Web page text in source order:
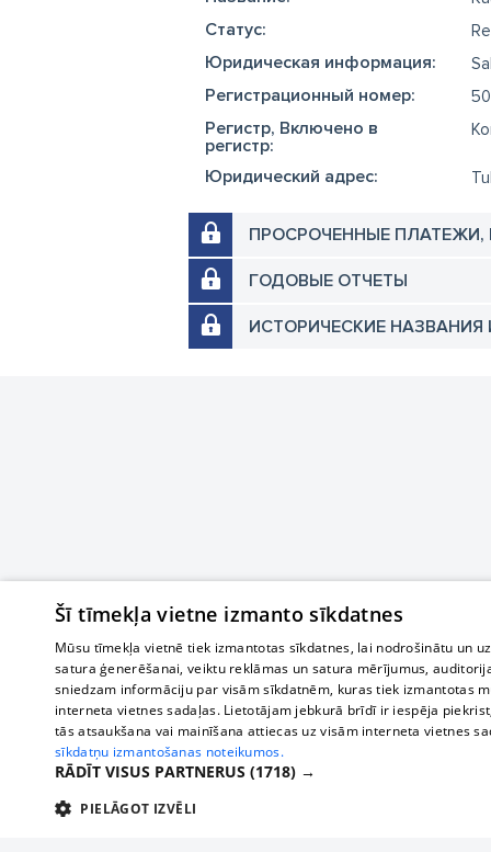
Cтатус:
Юридическая информация:
Регистрационный номер:
Регистр, Включено в
регистр:
Юридический адрес:
ПРОСРОЧЕННЫЕ
ГОДОВЫЕ ОТЧЕТЫ
ИСТОРИЧЕСКИЕ НАЗВАНИЯ
Šī tīmekļa vietne izmanto sīkdatnes
Mūsu tīmekļa vietnē tiek izmantotas sīkdatnes, lai nodrošinātu un
satura ģenerēšanai, veiktu reklāmas un satura mērījumus,
sniedzam informāciju par visām sīkdatnēm, kuras tiek izmantotas
interneta vietnes sadaļas. Lietotājam jebkurā brīdī ir iespēja
tās atsaukšana vai mainīšana attiecas uz visām interneta vietnes
sīkdatņu izmantošanas noteikumos.
RĀDĪT VISUS PARTNERUS (1718) →
PIELĀGOT IZVĒLI